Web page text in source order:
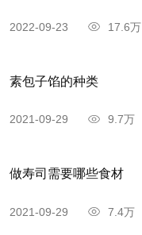
2022-09-23 17.6万
素包子馅的种类
2021-09-29 9.7万
做寿司需要哪些食材
2021-09-29 7.4万